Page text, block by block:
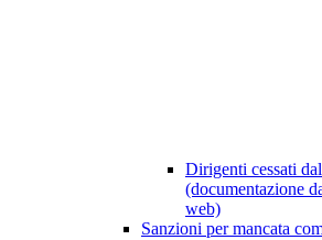
Dirigenti cessati
(documentazione
web)
Sanzioni per mancata